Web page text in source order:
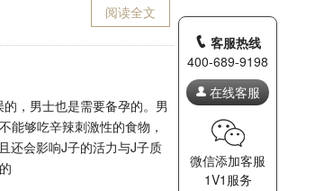
阅读全文
，男士也是需要备孕的。男
能够吃辛辣刺激性的食物，
还会影响J子的活力与J子质
客服热线
400-689-9198
在线客服
微信添加客服
1V1服务